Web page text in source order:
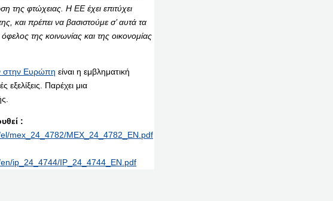
της φτώχειας. Η ΕΕ έχει επιτύχει
και πρέπει να βασιστούμε σ’ αυτά τα
της κοινωνίας και της οικονομίας
στην Ευρώπη είναι η εμβληματική
Παρέχει μια
:
mex_24_4782/MEX_24_4782_EN.pdf
ip_24_4744/IP_24_4744_EN.pdf